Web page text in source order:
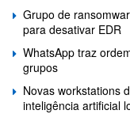
Grupo de
para desativar EDR
WhatsApp traz
grupos
Novas workstations
inteligência artificial